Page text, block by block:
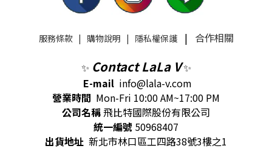
服務條款| 購物說明 | 隱私權保護| 合作相關
✨ Contact LaLa V✨
E-mail info@lala-v.com
營業時間 Mon-Fri 10:00 AM~17:00 PM
公司名稱飛比特國際股份有限公司
統一編號 50968407
出貨地址 新北市林口區工四路38號3樓之1